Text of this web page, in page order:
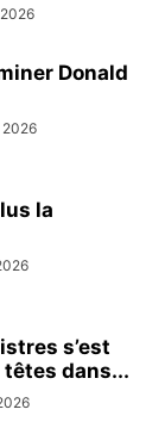
Donald
2026
la
s’est
dans...